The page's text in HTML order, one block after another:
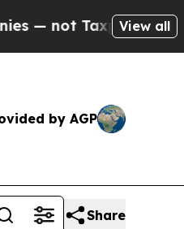
— theView all
by AGP
Share